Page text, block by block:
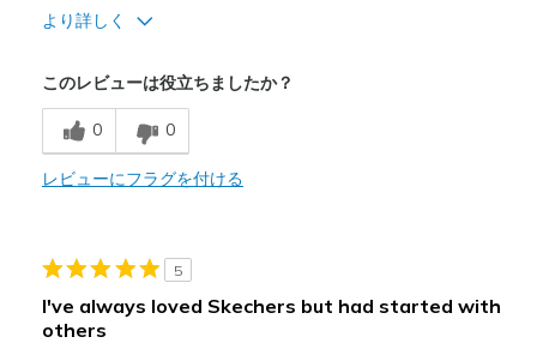
より詳しく
Breathe Well
以下に最適
Work
このレビューは役立ちましたか？
0 0
レビューにフラグを付ける
5
I've always loved Skechers but had started with
others